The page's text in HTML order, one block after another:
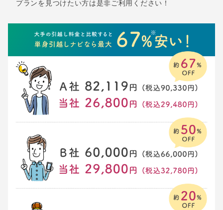
プランを見つけたい方は是非ご利用ください！